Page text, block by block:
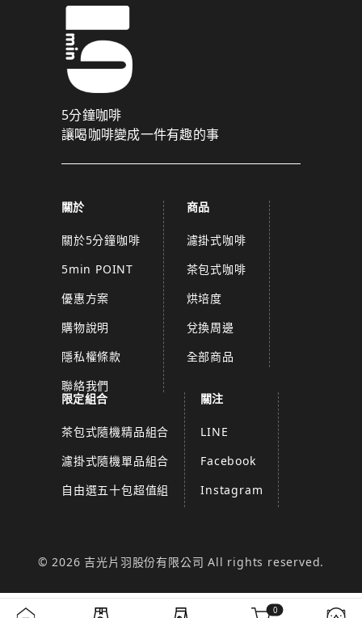
5分鐘咖啡
讓喝咖啡變成一件有趣的事
關於
關於5分鐘咖啡
5min POINT
優惠方案
購物說明
隱私權條款
聯絡我們
商品
濾掛式咖啡
茶包式咖啡
烘培度
兌換周邊
全部商品
限定組合
茶包式隨機精品組合
濾掛式隨機單品組合
自由選五十包超值組
關注
LINE
Facebook
Instagram
© 2026 吉光片羽股份有限公司 All rights reserved.
0